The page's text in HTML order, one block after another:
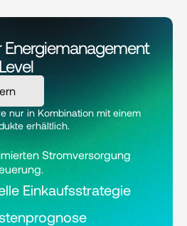
Energie­management
nur in Kombination mit einem
erhältlich.
Stromversorgung
Einkaufsstrategie